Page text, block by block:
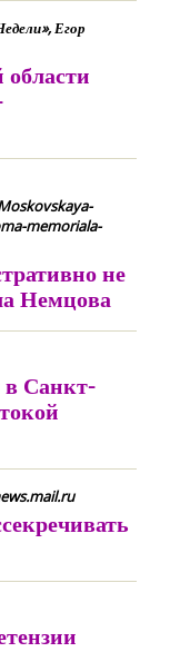
Егор
memoriala-
не
Немцова
в Санкт-